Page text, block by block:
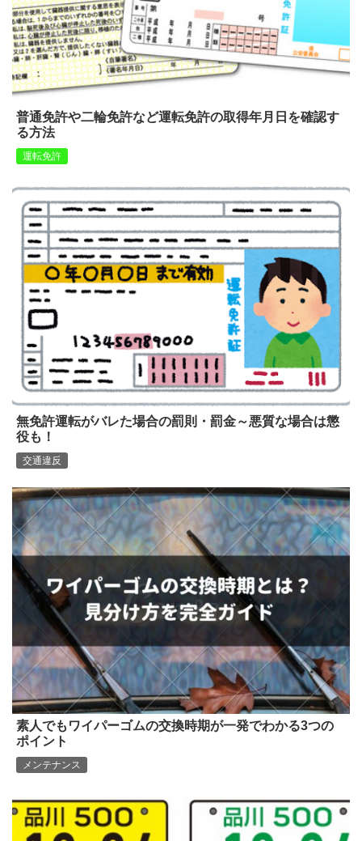
普通免許や二輪免許など運転免許の取得年月日を確認す
る方法
運転免許
無免許運転がバレた場合の罰則・罰金～悪質な場合は懲
役も！
交通違反
素人でもワイパーゴムの交換時期が一発でわかる3つの
ポイント
メンテナンス